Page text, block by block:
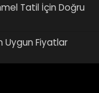
Tatil İçin Doğru
Uygun Fiyatlar